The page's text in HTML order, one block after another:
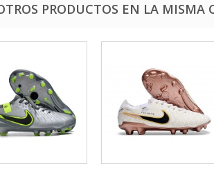
PRODUCTOS EN LA MISMA